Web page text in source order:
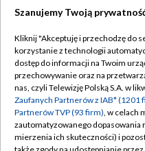
Abonament TVP
Emisja w TVP
Centrum informacji TVP
Naziemna Telewizja
Szanujemy Twoją
Kliknij "Akceptuję i przechodzę do
korzystanie z technologii
dostęp do informacji na Twoim
przechowywanie oraz na
nas, czyli Telewizję Polską S.A. w
Zaufanych Partnerów z IAB* (1201
Partnerów TVP (93 firm), w celach
zautomatyzowanego
mierzenia ich skuteczności) i